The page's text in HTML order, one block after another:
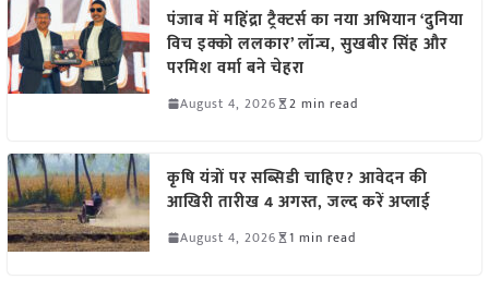
पंजाब में महिंद्रा ट्रैक्टर्स का नया अभियान ‘दुनिया
विच इक्को ललकार’ लॉन्च, सुखबीर सिंह और
परमिश वर्मा बने चेहरा
August 4, 2026 2 min read
कृषि यंत्रों पर सब्सिडी चाहिए? आवेदन की
आखिरी तारीख 4 अगस्त, जल्द करें अप्लाई
August 4, 2026 1 min read